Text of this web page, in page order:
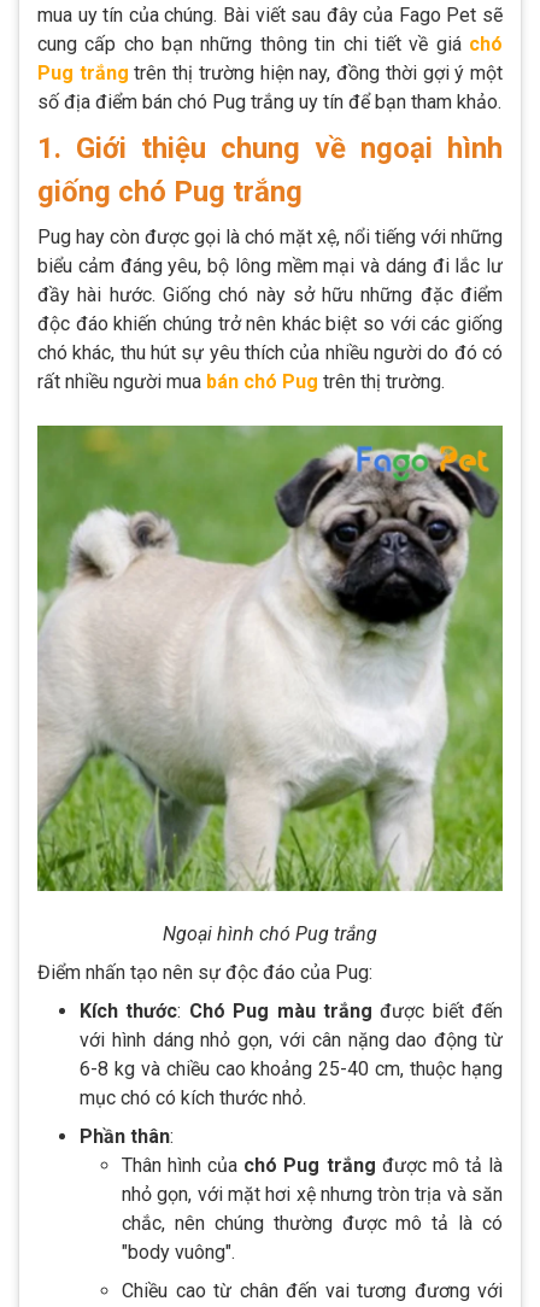
mua uy tín của chúng. Bài viết sau đây của Fago Pet sẽ
cung cấp cho bạn những thông tin chi tiết về giá chó
Pug trắng trên thị trường hiện nay, đồng thời gợi ý một
số địa điểm bán chó Pug trắng uy tín để bạn tham khảo.
1. Giới thiệu chung về ngoại hình
giống chó Pug trắng
Pug hay còn được gọi là chó mặt xệ, nổi tiếng với những
biểu cảm đáng yêu, bộ lông mềm mại và dáng đi lắc lư
đầy hài hước. Giống chó này sở hữu những đặc điểm
độc đáo khiến chúng trở nên khác biệt so với các giống
chó khác, thu hút sự yêu thích của nhiều người do đó có
rất nhiều người mua bán chó Pug trên thị trường.
Ngoại hình chó Pug trắng
Điểm nhấn tạo nên sự độc đáo của Pug:
Kích thước: Chó Pug màu trắng được biết đến
với hình dáng nhỏ gọn, với cân nặng dao động từ
6-8 kg và chiều cao khoảng 25-40 cm, thuộc hạng
mục chó có kích thước nhỏ.
Phần thân:
Thân hình của chó Pug trắng được mô tả là
nhỏ gọn, với mặt hơi xệ nhưng tròn trịa và săn
chắc, nên chúng thường được mô tả là có
"body vuông".
Chiều cao từ chân đến vai tương đương với